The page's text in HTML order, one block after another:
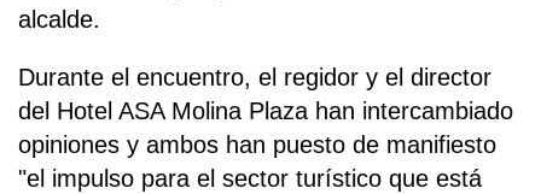
alcalde.
Durante el encuentro, el regidor y el director
del Hotel ASA Molina Plaza han intercambiado
opiniones y ambos han puesto de manifiesto
"el impulso para el sector turístico que está